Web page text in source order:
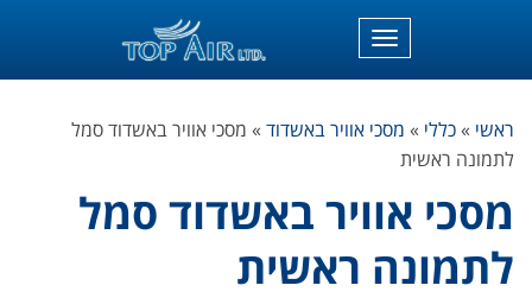
תפריט
ראשי »כללי » מסכי אוויר באשדוד » מסכי אוויר באשדוד סמל
לתמונה ראשית
מסכי אוויר באשדוד סמל
לתמונה ראשית